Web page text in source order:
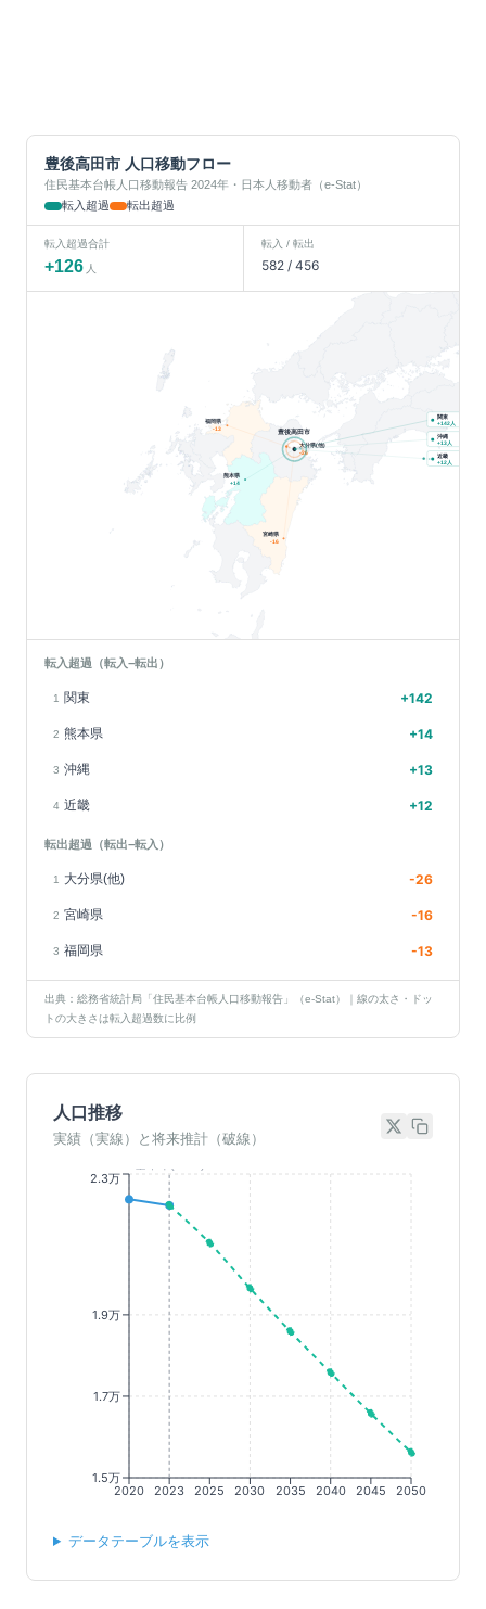
豊後高田市 人口移動フロー
住民基本台帳人口移動報告 2024年・日本人移動者（e-Stat）
転入超過
転出超過
転入超過合計
+126 人
転入 / 転出
582/ 456
熊本県
+14
福岡県
-13
宮崎県
-16
大分県(他)
-26
豊後高田市
関東
+142人
沖縄
+13人
近畿
+12人
転入超過（転入−転出）
1 関東 +142
2 熊本県 +14
3 沖縄 +13
4 近畿 +12
転出超過（転出−転入）
1 大分県(他) -26
2 宮崎県 -16
3 福岡県 -13
出典：総務省統計局「住民基本台帳人口移動報告」（e-Stat）｜線の太さ・ドッ
トの大きさは転入超過数に比例
人口推移
実績（実線）と将来推計（破線）
2020 2023 2025 2030 2035 2040 2045 2050
1.5万
1.7万
1.9万
2.3万
データテーブルを表示